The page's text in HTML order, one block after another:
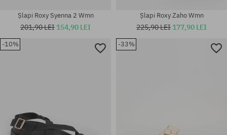
Șlapi Roxy Syenna 2 Wmn
201,90 LEI 154,90 LEI
Șlapi Roxy Zaho Wmn
225,90 LEI 177,90 LEI
-10% -33%